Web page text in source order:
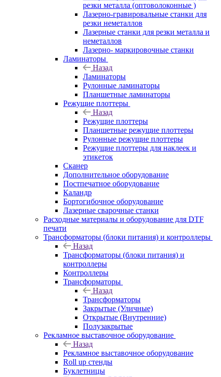
резки металла (оптоволоконные )
Лазерно-гравировальные станки для
резки неметаллов
Лазерные станки для резки металла и
неметаллов
Лазерно- маркировочные станки
Ламинаторы
Назад
Ламинаторы
Рулонные ламинаторы
Планшетные ламинаторы
Режущие плоттеры
Назад
Режущие плоттеры
Планшетные режущие плоттеры
Рулонные режущие плоттеры
Режущие плоттеры для наклеек и
этикеток
Сканер
Дополнительное оборудование
Постпечатное оборудование
Каландр
Бортогибочное оборудование
Лазерные сварочные станки
Расходные материалы и оборудование для DTF
печати
Трансформаторы (блоки питания) и контроллеры
Назад
Трансформаторы (блоки питания) и
контроллеры
Контроллеры
Трансформаторы
Назад
Трансформаторы
Закрытые (Уличные)
Открытые (Внутренние)
Полузакрытые
Рекламное выставочное оборудование
Назад
Рекламное выставочное оборудование
Roll up стенды
Буклетницы